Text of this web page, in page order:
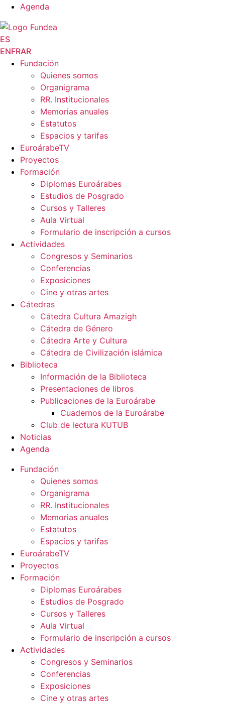
Agenda
ES
ENFRAR
Fundación
Quienes somos
Organigrama
RR. Institucionales
Memorias anuales
Estatutos
Espacios y tarifas
EuroárabeTV
Proyectos
Formación
Diplomas Euroárabes
Estudios de Posgrado
Cursos y Talleres
Aula Virtual
Formulario de inscripción a cursos
Actividades
Congresos y Seminarios
Conferencias
Exposiciones
Cine y otras artes
Cátedras
Cátedra Cultura Amazigh
Cátedra de Género
Cátedra Arte y Cultura
Cátedra de Civilización islámica
Biblioteca
Información de la Biblioteca
Presentaciones de libros
Publicaciones de la Euroárabe
Cuadernos de la Euroárabe
Club de lectura KUTUB
Noticias
Agenda
Fundación
Quienes somos
Organigrama
RR. Institucionales
Memorias anuales
Estatutos
Espacios y tarifas
EuroárabeTV
Proyectos
Formación
Diplomas Euroárabes
Estudios de Posgrado
Cursos y Talleres
Aula Virtual
Formulario de inscripción a cursos
Actividades
Congresos y Seminarios
Conferencias
Exposiciones
Cine y otras artes